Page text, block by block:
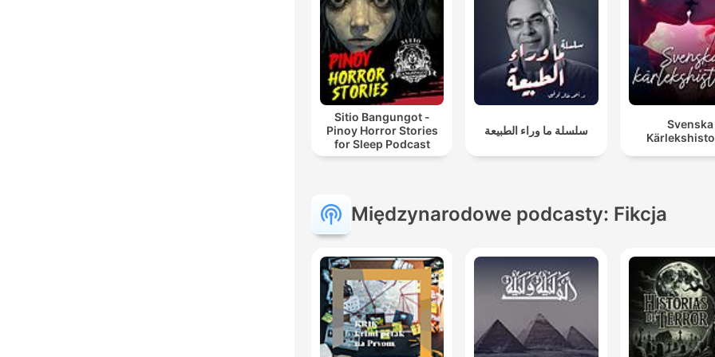
Sitio Bangungot -
Pinoy Horror Stories
for Sleep Podcast
سلسلة ما وراء الطبيعة
Svenska
Międzynarodowe podcasty: Fikcja